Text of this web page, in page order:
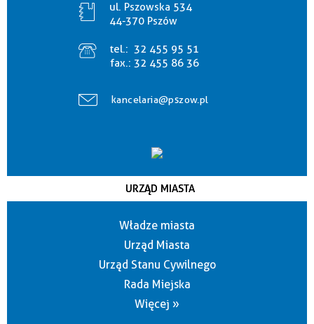
ul. Pszowska 534
44-370 Pszów
tel.: 32 455 95 51
fax.: 32 455 86 36
kancelaria@pszow.pl
URZĄD MIASTA
Władze miasta
Urząd Miasta
Urząd Stanu Cywilnego
Rada Miejska
Więcej »